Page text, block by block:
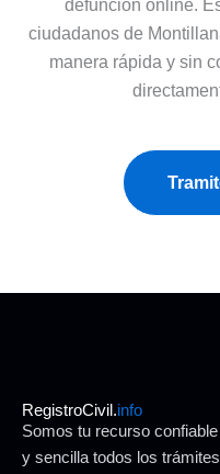
defunción online.
ciudadanos de
manera rápida y sin
RegistroCivil.info
Somos tu recurso
y sencilla todos los